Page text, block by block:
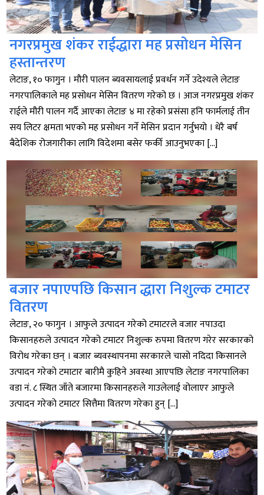
नगरप्रमुख शंकर राईद्धारा मह प्रसोधन मेसिन
हस्तान्तरण
लेटाङ, १० फागुन । मौरी पालन ब्यवसायलाई प्रवर्धन गर्ने उदेश्यले लेटाङ
नगरपालिकाले मह प्रसोधन मेसिन वितरण गरेको छ । आज नगरप्रमुख शंकर
राईले मौरी पालन गर्दै आएका लेटाङ ४ मा रहेको प्रसंसा हनि फार्मलाई तीन
सय लिटर क्षमता भएको मह प्रसोधन गर्ने मेसिन प्रदान गर्नुभयो । धेरै बर्ष
बैदेशिक रोजगारीका लागि विदेशमा बसेर फर्की आउनुभएका […]
बजार नपाएपछि किसान द्धारा निशुल्क टमाटर
वितरण
लेटाङ, २० फागुन । आफुले उत्पादन गरेको टमाटरले वजार नपाउदा
किसानहरुले उत्पादन गरेको टमाटर निशुल्क रुपमा वितरण गरेर सरकारको
विरोध गरेका छन् । बजार ब्यवस्थापनमा सरकारले चासो नदिदा किसानले
उत्पादन गरेको टमाटार बारीमै कुहिने अवस्था आएपछि लेटाङ नगरपालिका
वडा नं. ८ स्थित जाँते बजारमा किसानहरुले गाउलेलाई वोलाएर आफुले
उत्पादन गरेको टमाटर सित्तैमा वितरण गरेका हुन् […]